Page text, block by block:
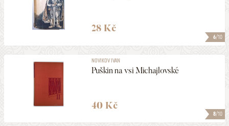
6/10
28 Kč
8/10
NOVIKOV IVAN
Puškin na vsi Michajlovské
40 Kč